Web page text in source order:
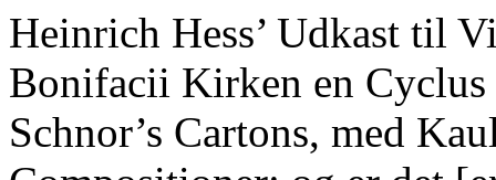
Heinrich Hess’ Udkast til
Bonifacii Kirken en Cyclus
Schnor’s Cartons, med